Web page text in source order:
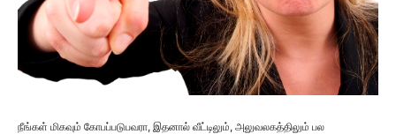
நீங்கள் மிகவும் கோபப்படுபவரா, இதனால் வீட்டிலும், அலுவலகத்திலும் பல